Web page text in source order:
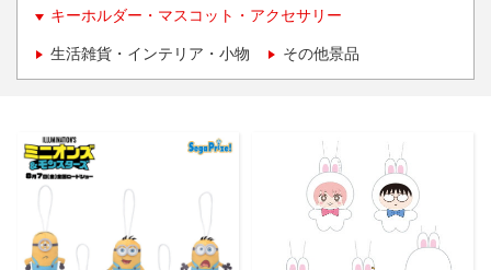
キーホルダー・マスコット・アクセサリー
生活雑貨・インテリア・小物 その他景品